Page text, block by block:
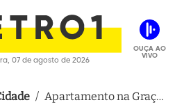
07 de agosto de 2026
OUÇA AO
VIVO
/ Apartamento na Graça